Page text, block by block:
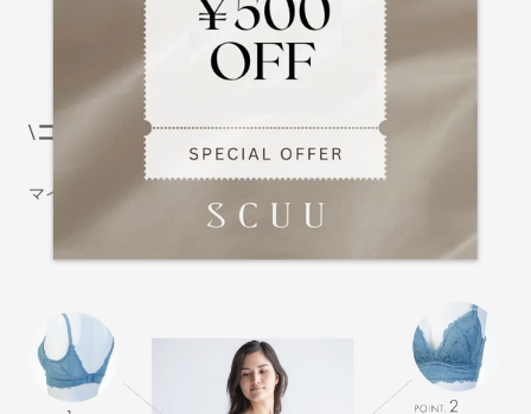
\ココがポイント！/
マイサイズに